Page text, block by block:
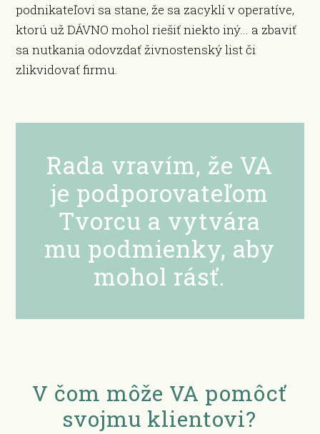
podnikateľovi sa stane, že sa zacyklí v operatíve,
ktorú už DÁVNO mohol riešiť niekto iný... a zbaviť
sa nutkania odovzdať živnostenský list či
zlikvidovať firmu.
Rada vravím, že VA
je podporovateľom
Tvorcu a vytvára
mu podmienky, aby
mohol rásť.
V čom môže VA pomôcť
svojmu klientovi?